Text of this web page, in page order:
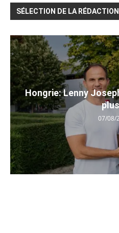
SÉLECTION DE LA RÉDACTION
Hongrie: Lenny
07/08/